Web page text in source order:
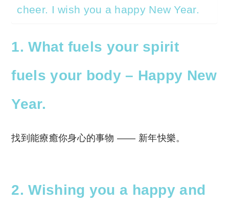
cheer. I wish you a happy New Year.
1. What fuels your spirit
fuels your body – Happy New
Year.
找到能療癒你身心的事物 —— 新年快樂。
2. Wishing you a happy and